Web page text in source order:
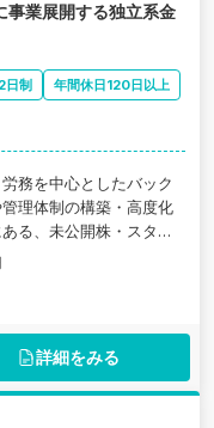
業展開する独立系金
日制
年間休日120日以上
務を中心としたバック
理体制の構築・高度化
る、未公開株・スター
の求人です。
詳細をみる